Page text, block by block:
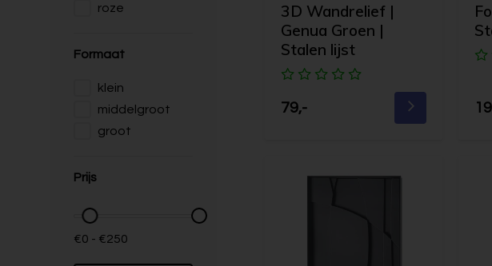
roze
Formaat
klein
middelgroot
groot
Prijs
€0 - €250
3D Wandrelief |
Genua Groen |
Stalen lijst
79,-